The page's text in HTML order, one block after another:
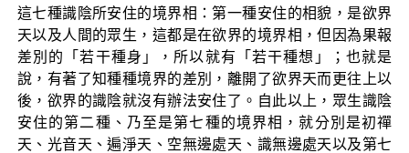
這七種識陰所安住的境界相：第一種安住的相貌，是欲界
天以及人間的眾生，這都是在欲界的境界相，但因為果報
差別的「若干種身」，所以就有「若干種想」；也就是
說，有著了知種種境界的差別，離開了欲界天而更往上以
後，欲界的識陰就沒有辦法安住了。自此以上，眾生識陰
安住的第二種、乃至是第七種的境界相，就分別是初禪
天、光音天、遍淨天、空無邊處天、識無邊處天以及第七